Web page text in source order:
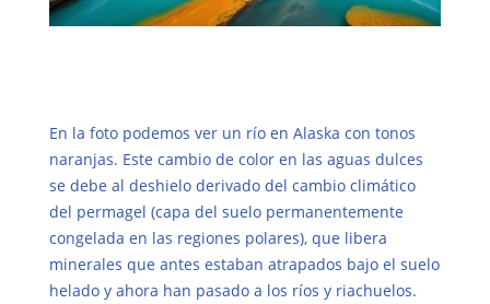
En la foto podemos ver un río en Alaska con tonos
naranjas. Este cambio de color en las aguas dulces
se debe al deshielo derivado del cambio climático
del permagel (capa del suelo permanentemente
congelada en las regiones polares), que libera
minerales que antes estaban atrapados bajo el suelo
helado y ahora han pasado a los ríos y riachuelos.